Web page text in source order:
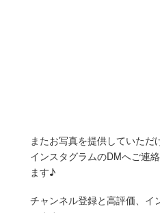
またお写真を提供していただ
インスタグラムのDMへご連
ます♪
チャンネル登録と高評価、イ